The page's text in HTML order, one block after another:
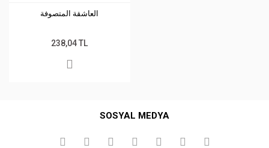
العاشقة المتصوفة
238,04 TL
SOSYAL MEDYA